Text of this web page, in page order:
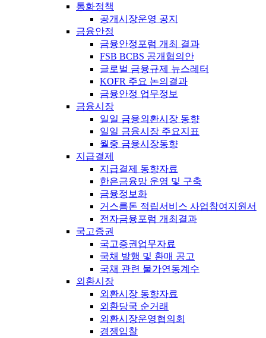
통화정책
공개시장운영 공지
금융안정
금융안정포럼 개최 결과
FSB BCBS 공개협의안
글로벌 금융규제 뉴스레터
KOFR 주요 논의결과
금융안정 업무정보
금융시장
일일 금융외환시장 동향
일일 금융시장 주요지표
월중 금융시장동향
지급결제
지급결제 동향자료
한은금융망 운영 및 구축
금융정보화
거스름돈 적립서비스 사업참여지원서
전자금융포럼 개최결과
국고증권
국고증권업무자료
국채 발행 및 환매 공고
국채 관련 물가연동계수
외환시장
외환시장 동향자료
외환당국 순거래
외환시장운영협의회
경쟁입찰